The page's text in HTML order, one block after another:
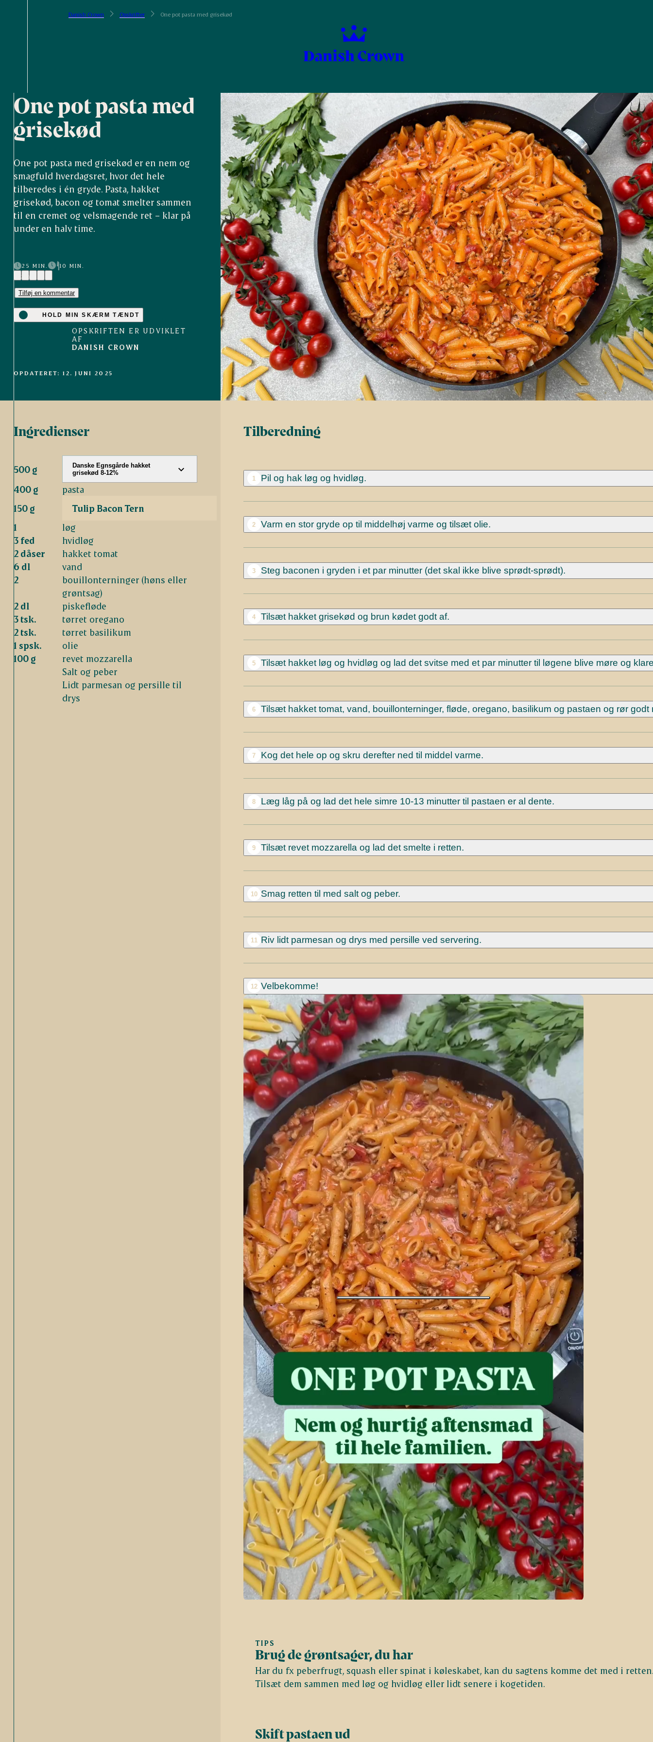
Danish Crown Opskrifter One pot pasta med grisekød
One pot pasta med
grisekød
One pot pasta med grisekød er en nem og
smagfuld hverdagsret, hvor det hele
tilberedes i én gryde. Pasta, hakket
grisekød, bacon og tomat smelter sammen
til en cremet og velsmagende ret – klar på
under en halv time.
25 MIN.
10 MIN.
(24)
Tilføj en kommentar
HOLD MIN SKÆRM TÆNDT
OPSKRIFTEN ER UDVIKLET
AF
DANISH CROWN
OPDATERET: 12. JUNI 2025
Ingredienser
500 g
Danske Egnsgårde hakket
grisekød 8-12%
400 g
pasta
150 g
Tulip Bacon Tern
1
løg
3 fed
hvidløg
2 dåser
hakket tomat
6 dl
vand
2
bouillonterninger (høns eller
grøntsag)
2 dl
piskefløde
3 tsk.
tørret oregano
2 tsk.
tørret basilikum
1 spsk.
olie
100 g
revet mozzarella
Salt og peber
Lidt parmesan og persille til
drys
Tilberedning
1 Pil og hak løg og hvidløg.
2 Varm en stor gryde op til middelhøj varme og tilsæt olie.
3 Steg baconen i gryden i et par minutter (det skal ikke blive sprødt-sprødt).
4 Tilsæt hakket grisekød og brun kødet godt af.
5 Tilsæt hakket løg og hvidløg og lad det svitse med et par minutter til løgene blive møre og
6 Tilsæt hakket tomat, vand, bouillonterninger, fløde, oregano, basilikum og pastaen og rør godt
7 Kog det hele op og skru derefter ned til middel varme.
8 Læg låg på og lad det hele simre 10-13 minutter til pastaen er al dente.
9 Tilsæt revet mozzarella og lad det smelte i retten.
10 Smag retten til med salt og peber.
11 Riv lidt parmesan og drys med persille ved servering.
12 Velbekomme!
TIPS
Brug de grøntsager, du har
Har du fx peberfrugt, squash eller spinat i køleskabet, kan du sagtens komme det med i retten.
Tilsæt dem sammen med løg og hvidløg eller lidt senere i kogetiden.
Skift pastaen ud